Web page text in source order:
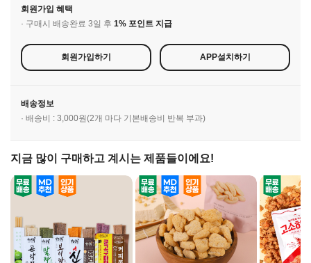
회원가입 혜택
· 구매시 배송완료 3일 후 1% 포인트 지급
회원가입하기 APP설치하기
배송정보
· 배송비 : 3,000원(2개 마다 기본배송비 반복 부과)
지금 많이 구매하고 계시는 제품들이에요!